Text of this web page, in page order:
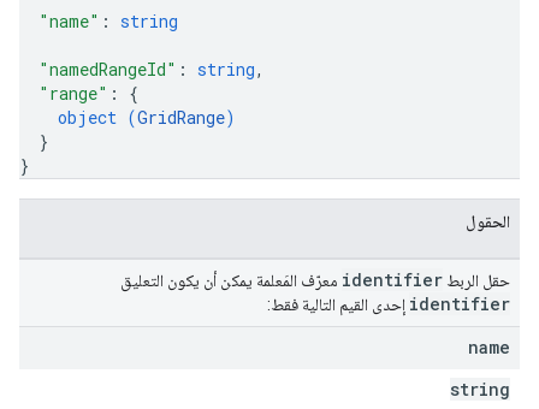
"name" : string
"namedRangeId" : string,
"range" : {
object (GridRange)
}
}
الحقول
حقل الربط identifier معرّف المَعلمة يمكن أن يكون التعليق
identifier إحدى القيم التالية فقط:
name
string